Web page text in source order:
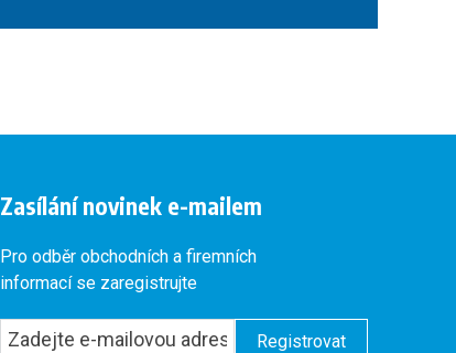
Zasílání novinek e-mailem
Pro odběr obchodních a firemních
informací se zaregistrujte
Registrovat